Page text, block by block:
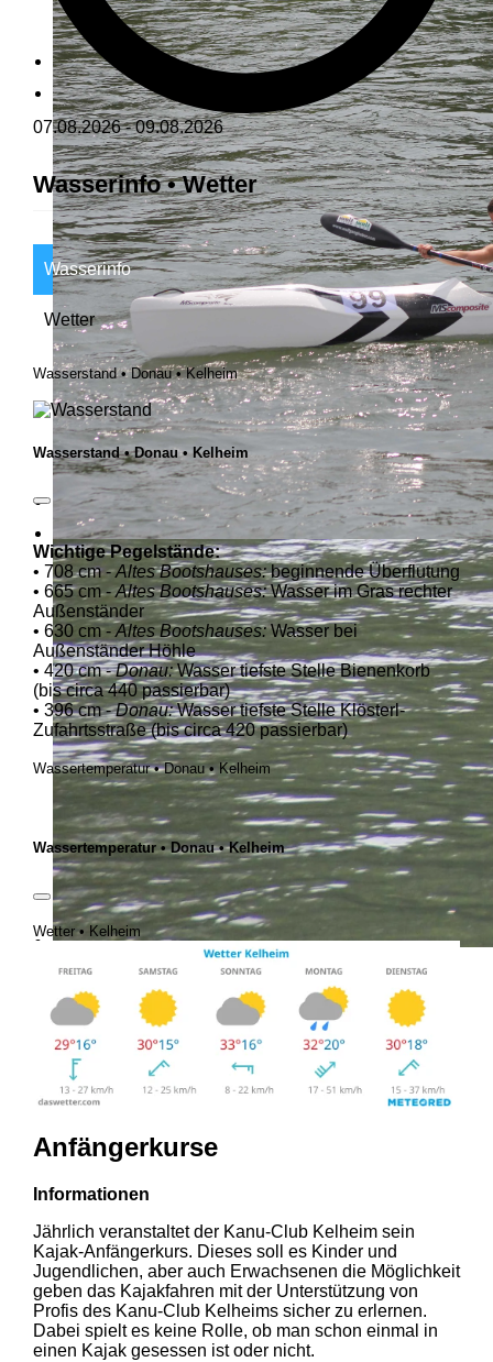
07.08.2026 - 09.08.2026
Wasserinfo • Wetter
Wasserinfo
Wetter
Wasserstand • Donau • Kelheim
Wasserstand • Donau • Kelheim
Wichtige Pegelstände:
• 708 cm -Altes Bootshauses:beginnende Überflutung
• 665 cm -Altes Bootshauses:Wasser im Gras rechter
Außenständer
• 630 cm - Altes Bootshauses:Wasser bei
Außenständer Höhle
• 420 cm -Donau:Wasser tiefste Stelle Bienenkorb
(bis circa 440 passierbar)
• 396 cm -Donau:Wasser tiefste Stelle Klösterl-
Zufahrtsstraße (bis circa 420 passierbar)
Wassertemperatur • Donau • Kelheim
Wassertemperatur • Donau • Kelheim
Wetter • Kelheim
Anfängerkurse
Informationen
Jährlich veranstaltet der Kanu-Club Kelheim sein
Kajak-Anfängerkurs. Dieses soll es Kinder und
Jugendlichen, aber auch Erwachsenen die Möglichkeit
geben das Kajakfahren mit der Unterstützung von
Profis des Kanu-Club Kelheims sicher zu erlernen.
Dabei spielt es keine Rolle, ob man schon einmal in
einen Kajak gesessen ist oder nicht.